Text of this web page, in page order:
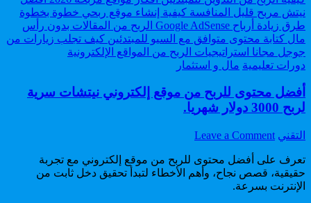
من
ChatGPT.
دليل
شامل
لربح
2000
دولار
ChatGPT.
Posted
دورات تعليمية مال و استثمار
أفضل محتوى للربح من موقع إلكتروني نيتشات سرية
لربح 3000 دولار شهريا.
Author:
التقني Leave a Comment
on
محتوى
للربح
تعرف على أفضل محتوى للربح من موقع إلكتروني مع تجربة
حقيقية، قصص نجاح، وأهم الأخطاء لتبدأ تحقيق دخل ثابت من
الإنترنت بسرعة.